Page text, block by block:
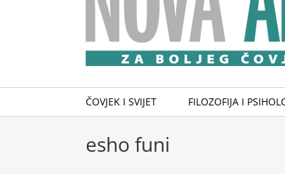
ČOVJEK I SVIJET FILOZOFIJA I
esho funi